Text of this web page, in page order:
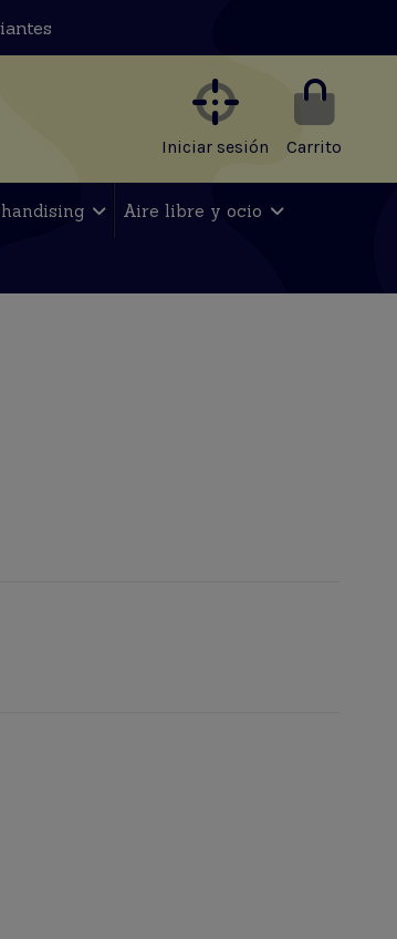
Iniciar sesión Carrito
Aire libre y ocio